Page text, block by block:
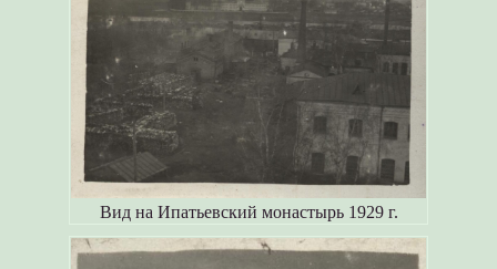
Вид на Ипатьевский монастырь 1929 г.